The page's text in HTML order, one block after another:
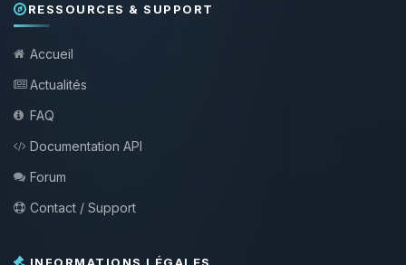
RESSOURCES & SUPPORT
Accueil
Actualités
FAQ
Documentation API
Forum
Contact / Support